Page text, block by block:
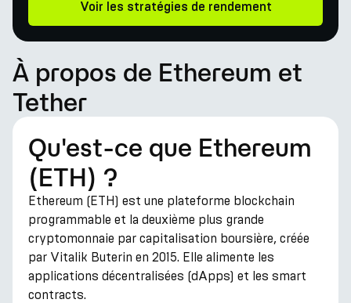
Voir les stratégies de rendement
À propos de Ethereum et
Tether
Qu'est-ce que Ethereum
(ETH) ?
Ethereum (ETH) est une plateforme blockchain
programmable et la deuxième plus grande
cryptomonnaie par capitalisation boursière, créée
par Vitalik Buterin en 2015. Elle alimente les
applications décentralisées (dApps) et les smart
contracts.